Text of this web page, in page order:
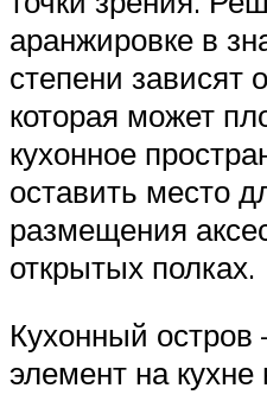
аранжировке в
степени зависят
которая может
кухонное
оставить место
размещения
открытых полках.
Кухонный
элемент на